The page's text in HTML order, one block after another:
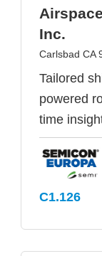
Inc.
Carlsbad CA
Tailored
powered
time
C1.126